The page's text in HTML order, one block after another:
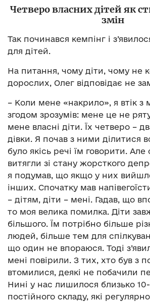
Четверо власних дітей як
змін
Так починався кемпінг і
для дітей.
На питання, чому діти, чому не
дорослих, Олег відповідає не
– Коли мене «накрило», я втік з
згодом зрозумів: мене це не
мене власні діти. Їх четверо –
дівки. Я почав з ними ділитися
було якісь речі їм говорити. Але
витягли зі стану жорсткого
я подумав, що якщо у них
інших. Спочатку мав
– дітям, діти – мені. Гадав, що
то моя велика помилка. Діти
більшого. Їм потрібно більше
людей, більше тем для
що один не впораюся. Тоді
мені повірили. З тих, хто був з
втомилися, деякі не побачили
Нині у нас лишилося близько 10-
постійного складу, які